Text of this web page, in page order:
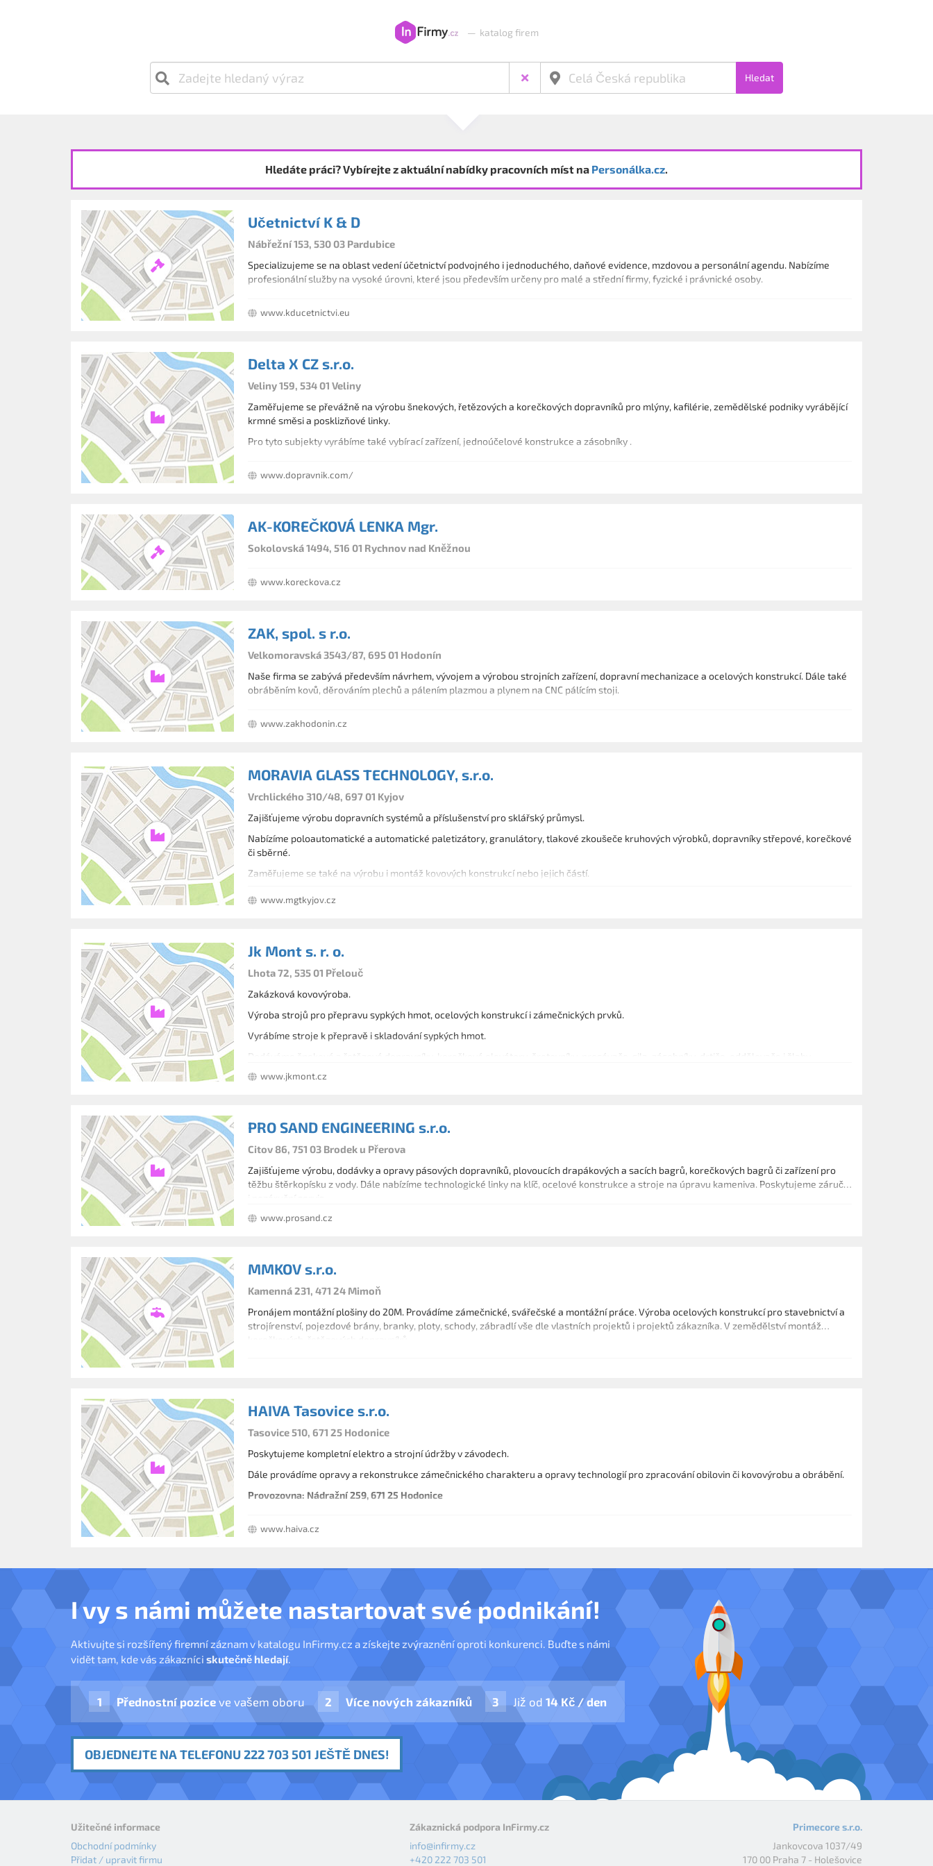
— katalog firem
Hledat
Hledáte práci? Vybírejte z aktuální nabídky pracovních míst na Personálka.cz.
Učetnictví K & D
Nábřežní 153, 530 03 Pardubice
Specializujeme se na oblast vedení účetnictví podvojného i jednoduchého, daňové evidence, mzdovou a personální agendu. Nabízíme
profesionální služby na vysoké úrovni, které jsou především určeny pro malé a střední firmy, fyzické i právnické osoby.
www.kducetnictvi.eu
Delta X CZ s.r.o.
Veliny 159, 534 01 Veliny
Zaměřujeme se převážně na výrobu šnekových, řetězových a korečkových dopravníků pro mlýny, kafilérie, zemědělské podniky vyrábějící
krmné směsi a posklizňové linky.
Pro tyto subjekty vyrábíme také vybírací zařízení, jednoúčelové konstrukce a zásobníky .
www.dopravnik.com/
AK-KOREČKOVÁ LENKA Mgr.
Sokolovská 1494, 516 01 Rychnov nad Kněžnou
www.koreckova.cz
ZAK, spol. s r.o.
Velkomoravská 3543/87, 695 01 Hodonín
Naše firma se zabývá především návrhem, vývojem a výrobou strojních zařízení, dopravní mechanizace a ocelových konstrukcí. Dále také
obráběním kovů, děrováním plechů a pálením plazmou a plynem na CNC pálícím stoji.
www.zakhodonin.cz
MORAVIA GLASS TECHNOLOGY, s.r.o.
Vrchlického 310/48, 697 01 Kyjov
Zajišťujeme výrobu dopravních systémů a příslušenství pro sklářský průmysl.
Nabízíme poloautomatické a automatické paletizátory, granulátory, tlakové zkoušeče kruhových výrobků, dopravníky střepové, korečkové
či sběrné.
Zaměřujeme se také na výrobu i montáž kovových konstrukcí nebo jejich částí.
www.mgtkyjov.cz
Jk Mont s. r. o.
Lhota 72, 535 01 Přelouč
Zakázková kovovýroba.
Výroba strojů pro přepravu sypkých hmot, ocelových konstrukcí i zámečnických prvků.
Vyrábíme stroje k přepravě i skladování sypkých hmot.
Dodáváme šnekové a řetězové dopravníky, korečkové elevátory, šrotovníky, prosévače, sila, zásobníky, drtiče, oddělovače i žlaby.
www.jkmont.cz
PRO SAND ENGINEERING s.r.o.
Citov 86, 751 03 Brodek u Přerova
Zajišťujeme výrobu, dodávky a opravy pásových dopravníků, plovoucích drapákových a sacích bagrů, korečkových bagrů či zařízení pro
těžbu štěrkopísku z vody. Dále nabízíme technologické linky na klíč, ocelové konstrukce a stroje na úpravu kameniva. Poskytujeme záruční
www.prosand.cz
MMKOV s.r.o.
Kamenná 231, 471 24 Mimoň
Pronájem montážní plošiny do 20M. Provádíme zámečnické, svářečské a montážní práce. Výroba ocelových konstrukcí pro stavebnictví a
strojírenství, pojezdové brány, branky, ploty, schody, zábradlí vše dle vlastních projektů i projektů zákazníka. V zemědělství montáž
korečkových, řetězových dopravníků.
HAIVA Tasovice s.r.o.
Tasovice 510, 671 25 Hodonice
Poskytujeme kompletní elektro a strojní údržby v závodech.
Dále provádíme opravy a rekonstrukce zámečnického charakteru a opravy technologií pro zpracování obilovin či kovovýrobu a obrábění.
Provozovna: Nádražní 259, 671 25 Hodonice
www.haiva.cz
I vy s námi můžete nastartovat své podnikání!
Aktivujte si rozšířený firemní záznam v katalogu InFirmy.cz a získejte zvýraznění oproti konkurenci. Buďte s námi
vidět tam, kde vás zákazníci skutečně hledají.
Přednostní pozice ve vašem oboru Více nových zákazníků Již od 14 Kč / den
OBJEDNEJTE NA TELEFONU 222 703 501 JEŠTĚ DNES!
Užitečné informace
Obchodní podmínky
Přidat / upravit firmu
Zákaznická podpora InFirmy.cz
info@infirmy.cz
+420 222 703 501
Primecore s.r.o.
Jankovcova 1037/49
170 00 Praha 7 - Holešovice